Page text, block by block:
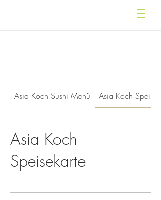
Asia Koch Sushi Menü Asia Koch
Asia Koch
Speisekarte